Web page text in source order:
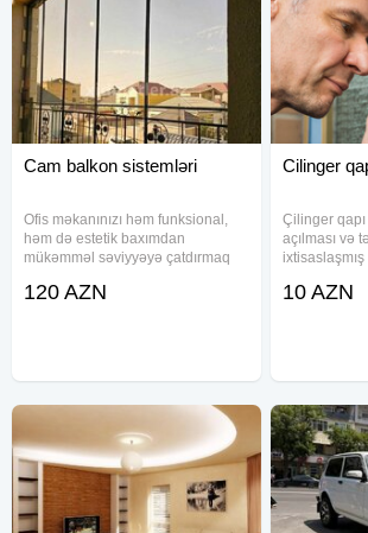
Cam balkon sistemləri
Ofis məkanınızı həm funksional,
həm də estetik baxımdan
mükəmməl səviyyəyə çatdırmaq
sizlərimiz möhtəşəm seçimdir.
120 AZN
Cilinger
Çilinger qapı
açılması və
Kilid və
10 AZN